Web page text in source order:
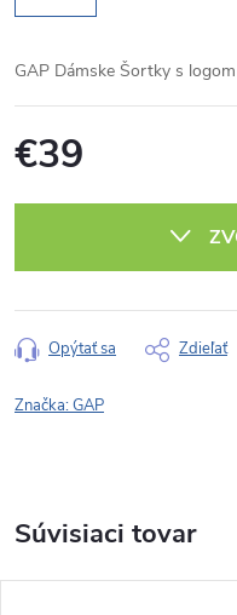
GAP Dámske Šortky s
€39
Opýtať sa Zdieľať
Značka:GAP
Súvisiaci tovar